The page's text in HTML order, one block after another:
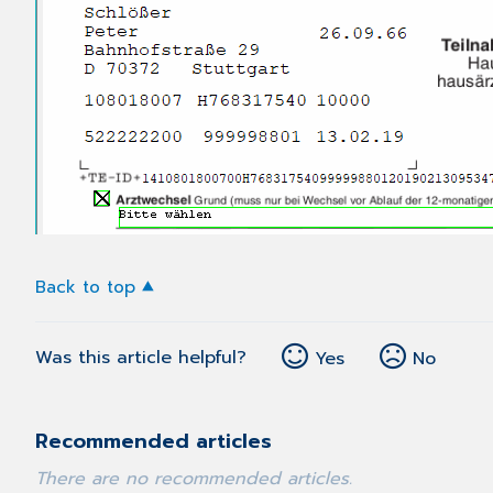
Back to top
Was this article helpful? Yes No
Recommended articles
There are no recommended articles.